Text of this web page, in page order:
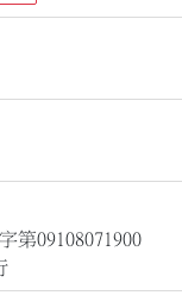
第09108071900